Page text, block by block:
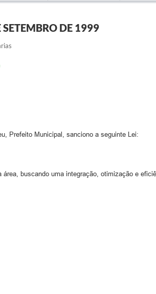
DE 1999
Prefeito Municipal, sanciono a seguinte Lei:
buscando uma integração, otimização e